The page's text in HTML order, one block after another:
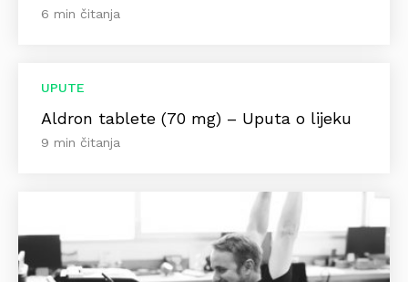
6 min čitanja
UPUTE
Aldron tablete (70 mg) – Uputa o lijeku
9 min čitanja